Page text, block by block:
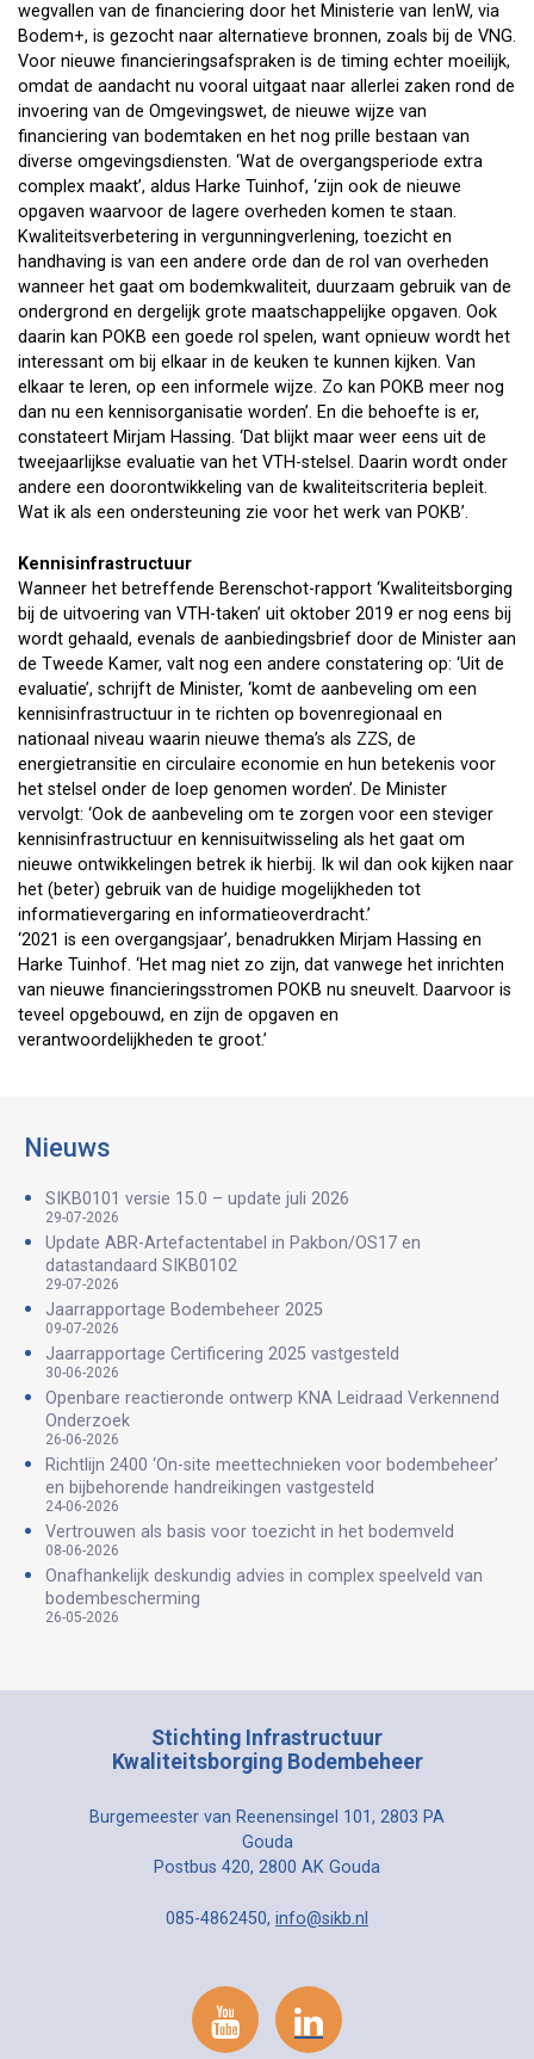
wegvallen van de financiering door het Ministerie van IenW, via
Bodem+, is gezocht naar alternatieve bronnen, zoals bij de VNG.
Voor nieuwe financieringsafspraken is de timing echter moeilijk,
omdat de aandacht nu vooral uitgaat naar allerlei zaken rond de
invoering van de Omgevingswet, de nieuwe wijze van
financiering van bodemtaken en het nog prille bestaan van
diverse omgevingsdiensten. ‘Wat de overgangsperiode extra
complex maakt’, aldus Harke Tuinhof, ‘zijn ook de nieuwe
opgaven waarvoor de lagere overheden komen te staan.
Kwaliteitsverbetering in vergunningverlening, toezicht en
handhaving is van een andere orde dan de rol van overheden
wanneer het gaat om bodemkwaliteit, duurzaam gebruik van de
ondergrond en dergelijk grote maatschappelijke opgaven. Ook
daarin kan POKB een goede rol spelen, want opnieuw wordt het
interessant om bij elkaar in de keuken te kunnen kijken. Van
elkaar te leren, op een informele wijze. Zo kan POKB meer nog
dan nu een kennisorganisatie worden’. En die behoefte is er,
constateert Mirjam Hassing. ‘Dat blijkt maar weer eens uit de
tweejaarlijkse evaluatie van het VTH-stelsel. Daarin wordt onder
andere een doorontwikkeling van de kwaliteitscriteria bepleit.
Wat ik als een ondersteuning zie voor het werk van POKB’.
Kennisinfrastructuur
Wanneer het betreffende Berenschot-rapport ‘Kwaliteitsborging
bij de uitvoering van VTH-taken’ uit oktober 2019 er nog eens bij
wordt gehaald, evenals de aanbiedingsbrief door de Minister aan
de Tweede Kamer, valt nog een andere constatering op: ‘Uit de
evaluatie’, schrijft de Minister, ‘komt de aanbeveling om een
kennisinfrastructuur in te richten op bovenregionaal en
nationaal niveau waarin nieuwe thema’s als ZZS, de
energietransitie en circulaire economie en hun betekenis voor
het stelsel onder de loep genomen worden’. De Minister
vervolgt: ‘Ook de aanbeveling om te zorgen voor een steviger
kennisinfrastructuur en kennisuitwisseling als het gaat om
nieuwe ontwikkelingen betrek ik hierbij. Ik wil dan ook kijken naar
het (beter) gebruik van de huidige mogelijkheden tot
informatievergaring en informatieoverdracht.’
‘2021 is een overgangsjaar’, benadrukken Mirjam Hassing en
Harke Tuinhof. ‘Het mag niet zo zijn, dat vanwege het inrichten
van nieuwe financieringsstromen POKB nu sneuvelt. Daarvoor is
teveel opgebouwd, en zijn de opgaven en
verantwoordelijkheden te groot.’
Nieuws
SIKB0101 versie 15.0 – update juli 2026
29-07-2026
Update ABR-Artefactentabel in Pakbon/OS17 en
datastandaard SIKB0102
29-07-2026
Jaarrapportage Bodembeheer 2025
09-07-2026
Jaarrapportage Certificering 2025 vastgesteld
30-06-2026
Openbare reactieronde ontwerp KNA Leidraad Verkennend
Onderzoek
26-06-2026
Richtlijn 2400 ‘On-site meettechnieken voor bodembeheer’
en bijbehorende handreikingen vastgesteld
24-06-2026
Vertrouwen als basis voor toezicht in het bodemveld
08-06-2026
Onafhankelijk deskundig advies in complex speelveld van
bodembescherming
26-05-2026
Stichting Infrastructuur
Kwaliteitsborging Bodembeheer
Burgemeester van Reenensingel 101, 2803 PA
Gouda
Postbus 420, 2800 AK Gouda
085-4862450, info@sikb.nl